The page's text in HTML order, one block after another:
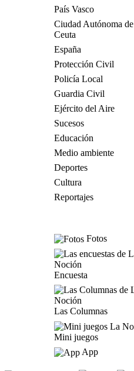
País Vasco
Ciudad Autónoma de
Ceuta
España
Protección Civil
Policía Local
Guardia Civil
Ejército del Aire
Sucesos
Educación
Medio ambiente
Deportes
Cultura
Reportajes
Fotos
Encuesta
Las Columnas
Mini juegos
App